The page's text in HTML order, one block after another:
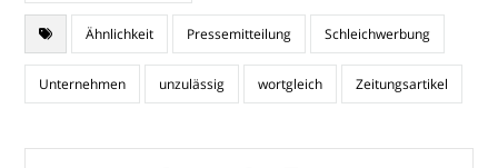
Ähnlichkeit Pressemitteilung Schleichwerbung
Unternehmen unzulässig wortgleich Zeitungsartikel